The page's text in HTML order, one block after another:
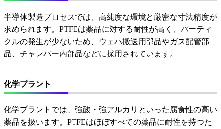
半導体製造プロセスでは、高純度な環境と厳密な寸法精度が
求められます。PTFEは薬品に対する耐性が高く、パーティ
クルの発生が少ないため、ウェハ搬送用部品やガス配管部
品、チャンバー内部品などに採用されています。
化学プラント
化学プラントでは、強酸・強アルカリといった腐食性の高い
薬品を扱います。PTFEはほぼすべての薬品に耐性を持つた